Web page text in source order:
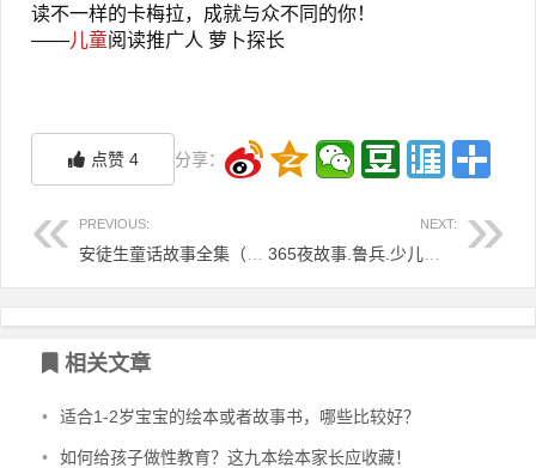
读不一样的卡梅拉，成就与众不同的你！
——儿童阅读推广人 萝卜探长
点赞 4 分享：
PREVIOUS: NEXT:
365夜故事.鲁兵.少儿出版社出版.1981
相关文章
• 适合1-2岁宝宝的绘本或者故事书，哪些比较好？
• 如何给孩子做性教育？这九本绘本家长应收藏！